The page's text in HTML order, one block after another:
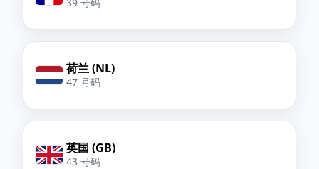
荷兰 (NL)
47 号码
英国 (GB)
43 号码